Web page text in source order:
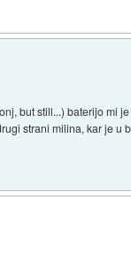
but still...) baterijo mi
strani milina, kar je u